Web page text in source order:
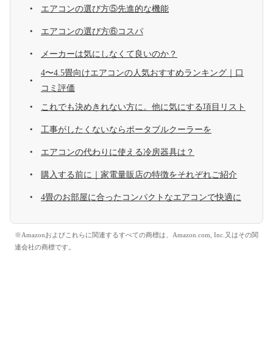
エアコンの選び方⑤先進的な機能
エアコンの選び方⑥コスパ
メーカーは気にしなくて良いのか？
4〜4.5畳向けエアコンの人気おすすめランキング｜口
コミ評価
これでも決めきれない方に。他に気にする項目リスト
工事がしたくないならポータブルクーラーを
エアコンの代わりに使える冷房器具は？
購入する前に｜家電量販店の特徴をそれぞれご紹介
4畳のお部屋に合ったコンパクトなエアコンで快適に
※Amazonおよびこれらに関連するすべての商標は、Amazon.com, Inc.又はその関
連会社の商標です。